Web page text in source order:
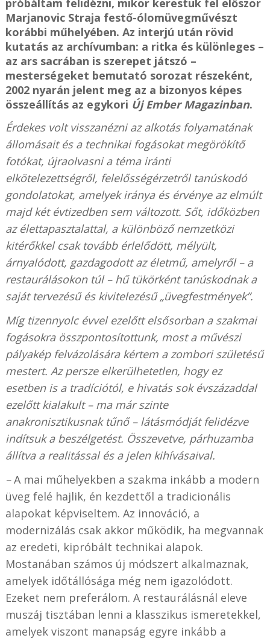
Marjanovic Straja festő-ólomüvegművészt
korábbi műhelyében. Az interjú után rövid
kutatás az archívumban: a ritka és különleges –
az ars sacrában is szerepet játszó –
mesterségeket bemutató sorozat részeként,
2002 nyarán jelent meg az a bizonyos képes
összeállítás az egykori Új Ember Magazinban.
Érdekes volt visszanézni az alkotás folyamatának
állomásait és a technikai fogásokat megörökítő
fotókat, újraolvasni a téma iránti
elkötelezettségről, felelősségérzetről tanúskodó
gondolatokat, amelyek iránya és érvénye az elmúlt
majd két évtizedben sem változott. Sőt, időközben
az élettapasztalattal, a különböző nemzetközi
kitérőkkel csak tovább érlelődött, mélyült,
árnyalódott, gazdagodott az életmű, amelyről – a
restaurálásokon túl – hű tükörként tanúskodnak a
saját tervezésű és kivitelezésű„üvegfestmények”.
Míg tizennyolc évvel ezelőtt elsősorban a szakmai
fogásokra összpontosítottunk, most a művészi
pályakép felvázolására kértem a zombori születésű
mestert. Az persze elkerülhetetlen, hogy ez
esetben is a tradíciótól, e hivatás sok évszázaddal
ezelőtt kialakult – ma már szinte
anakronisztikusnak tűnő – látásmódját felidézve
indítsuk a beszélgetést. Összevetve, párhuzamba
állítva a realitással és a jelen kihívásaival.
–A mai műhelyekben a szakma inkább a modern
üveg felé hajlik, én kezdettől a tradicionális
alapokat képviseltem. Az innováció, a
modernizálás csak akkor működik, ha megvannak
az eredeti, kipróbált technikai alapok.
Mostanában számos új módszert alkalmaznak,
amelyek időtállósága még nem igazolódott.
Ezeket nem preferálom. A restaurálásnál eleve
muszáj tisztában lenni a klasszikus ismeretekkel,
amelyek viszont manapság egyre inkább a